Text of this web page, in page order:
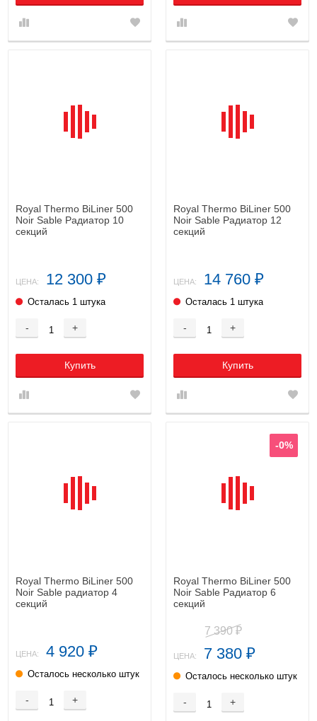
Royal Thermo BiLiner 500
Noir Sable Радиатор 10
секций
ЦЕНА: 12 300 ₽
Осталась 1 штука
- +
Купить
Royal Thermo BiLiner 500
Noir Sable Радиатор 12
секций
ЦЕНА: 14 760 ₽
Осталась 1 штука
- +
Купить
Royal Thermo BiLiner 500
Noir Sable радиатор 4
секций
ЦЕНА: 4 920 ₽
Осталось несколько штук
- +
-0%
Royal Thermo BiLiner 500
Noir Sable Радиатор 6
секций
7 390₽
ЦЕНА: 7 380 ₽
Осталось несколько штук
- +